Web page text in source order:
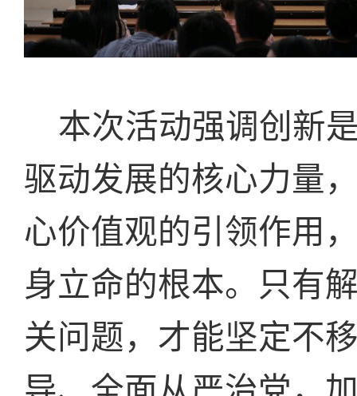
本次活动强调创新
驱动发展的核心力量
心价值观的引领作用
身立命的根本。只有
关问题，才能坚定不